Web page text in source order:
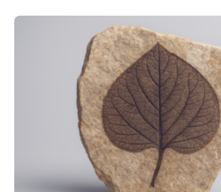
der Ruhr-Universität Bochum um Prof.
und Dr. Ismaila Francis Yusuf hat nun
unbekannten
peroxisomalen Proteintransports in der
Saccharomyces cerevisiae entdeckt,
Funktionsfähigkeit der Organellen
Studie wurde am 28. Oktober 2025 in
Fachzeitschrift…